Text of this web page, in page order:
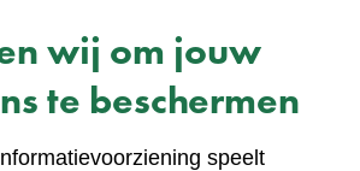
wij om jouw
te beschermen
speelt